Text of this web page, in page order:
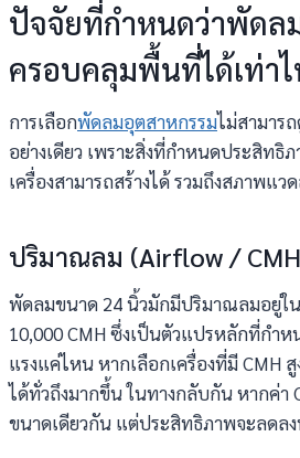
ปัจจัยที่กำหนดว่าพัดล
ครอบคลุมพื้นที่ได้เท่าไ
การเลือกพัดลมอุตสาหกรรมไม่สามาร
อย่างเดียว เพราะสิ่งที่กำหนดประสิท
เครื่องสามารถสร้างได้ รวมถึงสภาพแว
ปริมาณลม (Airflow /
พัดลมขนาด 24 นิ้วมักมีปริมาณลมอยู่ใ
10,000 CMH ซึ่งเป็นตัวแปรหลักที่กำ
แรงแค่ไหน หากเลือกเครื่องที่มี CMH
ได้ทั่วถึงมากขึ้น ในทางกลับกัน หากค่า
ขนาดเดียวกัน แต่ประสิทธิภาพจะลดล